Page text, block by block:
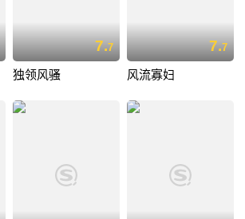
7.7
独领风骚
7.7
风流寡妇